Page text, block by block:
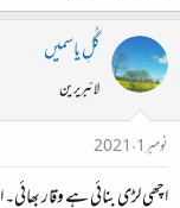
گُلِ یاسمیں
لائبریرین
نومبر 1، 2021
اچھی لڑی بنائی ہے وقار